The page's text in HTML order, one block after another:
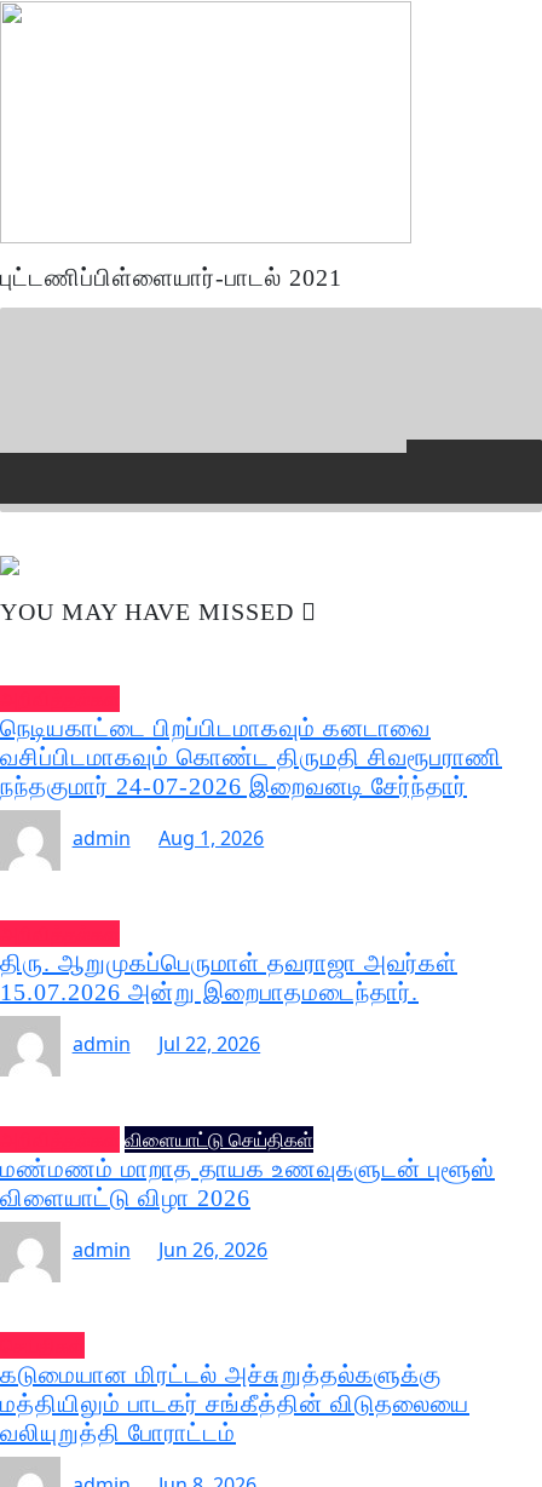
புட்டணிப்பிள்ளையார்-பாடல் 2021
YOU MAY HAVE MISSED
நெடியகாட்டை பிறப்பிடமாகவும் கனடாவை
வசிப்பிடமாகவும் கொண்ட திருமதி சிவரூபராணி
நந்தகுமார் 24-07-2026 இறைவனடி சேர்ந்தார்
admin
Aug 1, 2026
திரு. ஆறுமுகப்பெருமாள் தவராஜா அவர்கள்
15.07.2026 அன்று இறைபாதமடைந்தார்.
admin
Jul 22, 2026
விளையாட்டு செய்திகள்
மண்மணம் மாறாத தாயக உணவுகளுடன் புளூஸ்
விளையாட்டு விழா 2026
admin
Jun 26, 2026
கடுமையான மிரட்டல் அச்சுறுத்தல்களுக்கு
மத்தியிலும் பாடகர் சங்கீத்தின் விடுதலையை
வலியுறுத்தி போராட்டம்